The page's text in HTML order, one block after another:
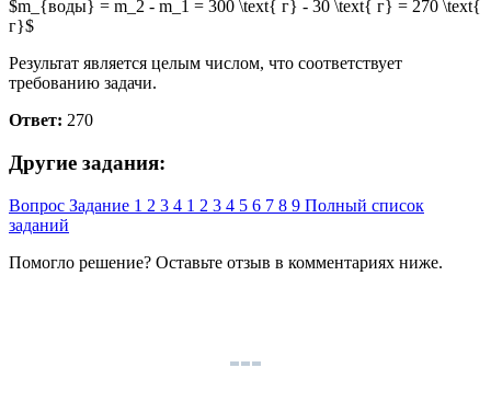
$m_{воды} = m_2 - m_1 = 300 \text{ г} - 30 \text{ г} = 270 \text{
г}$
Результат является целым числом, что соответствует
требованию задачи.
Ответ: 270
Другие задания:
Вопрос Задание 1 2 3 4 1 2 3 4 5 6 7 8 9 Полный список
заданий
Помогло решение? Оставьте отзыв в комментариях ниже.